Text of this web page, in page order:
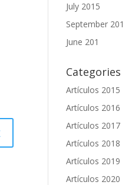
July 2015
September 201
June 201
Categories
Artículos 2015
Artículos 2016
Artículos 2017
Artículos 2018
Artículos 2019
Artículos 2020